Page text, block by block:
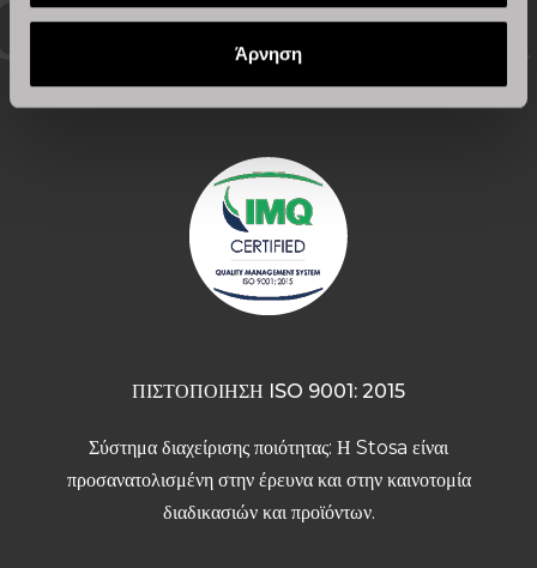
Άρνηση
Πιστοποιημένη Ποιότητα
ΠΙΣΤΟΠΟΙΗΣΗ ISO 9001: 2015
Σύστημα διαχείρισης ποιότητας: Η Stosa είναι
προσανατολισμένη στην έρευνα και στην καινοτομία
διαδικασιών και προϊόντων.